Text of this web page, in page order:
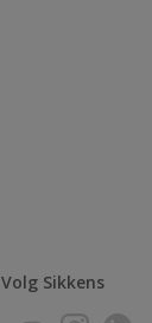
Volg Sikkens